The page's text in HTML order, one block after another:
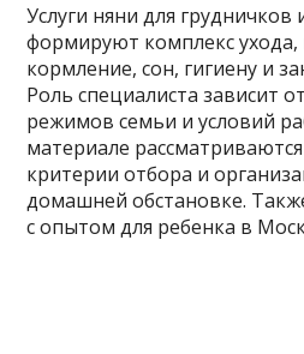
Услуги няни для грудничков
формируют комплекс
кормление, сон, гигиену и
Роль специалиста зависит
режимов семьи и условий
материале рассматриваются
критерии отбора и
домашней обстановке.
с опытом для ребенка в